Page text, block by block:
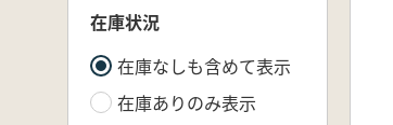
在庫状況
在庫なしも含めて表示
在庫ありのみ表示